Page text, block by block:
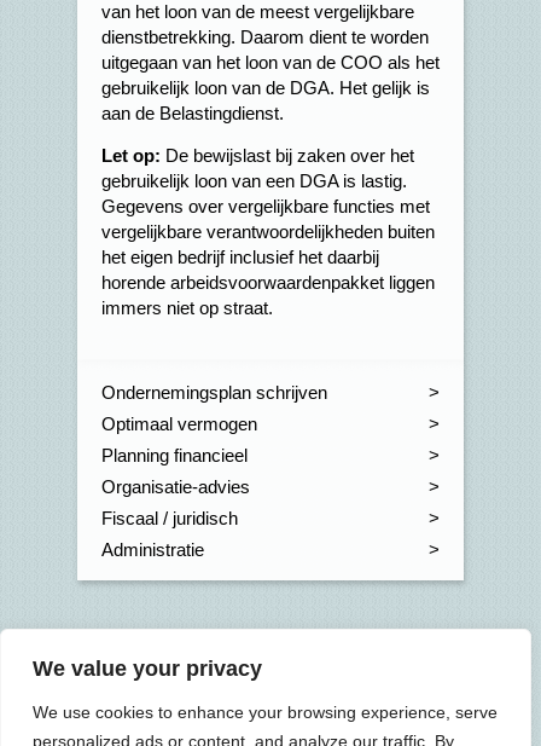
We value your privacy
We use cookies to enhance your browsing experience, serve
personalized ads or content, and analyze our traffic. By
van het loon van de meest vergelijkbare
dienstbetrekking. Daarom dient te worden
uitgegaan van het loon van de COO als het
gebruikelijk loon van de DGA. Het gelijk is
aan de Belastingdienst.
Let op: De bewijslast bij zaken over het
gebruikelijk loon van een DGA is lastig.
Gegevens over vergelijkbare functies met
vergelijkbare verantwoordelijkheden buiten
het eigen bedrijf inclusief het daarbij
horende arbeidsvoorwaardenpakket liggen
immers niet op straat.
Ondernemingsplan schrijven
Optimaal vermogen
Planning financieel
Organisatie-advies
Fiscaal / juridisch
Administratie
Onze kantoren
0515 43 00 96